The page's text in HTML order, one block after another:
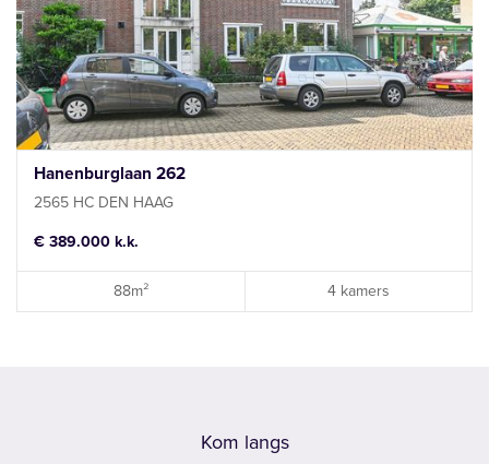
Hanenburglaan 262
2565 HC DEN HAAG
€ 389.000 k.k.
88m² 4 kamers
Kom langs